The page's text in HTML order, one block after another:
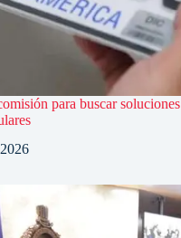
para buscar soluciones